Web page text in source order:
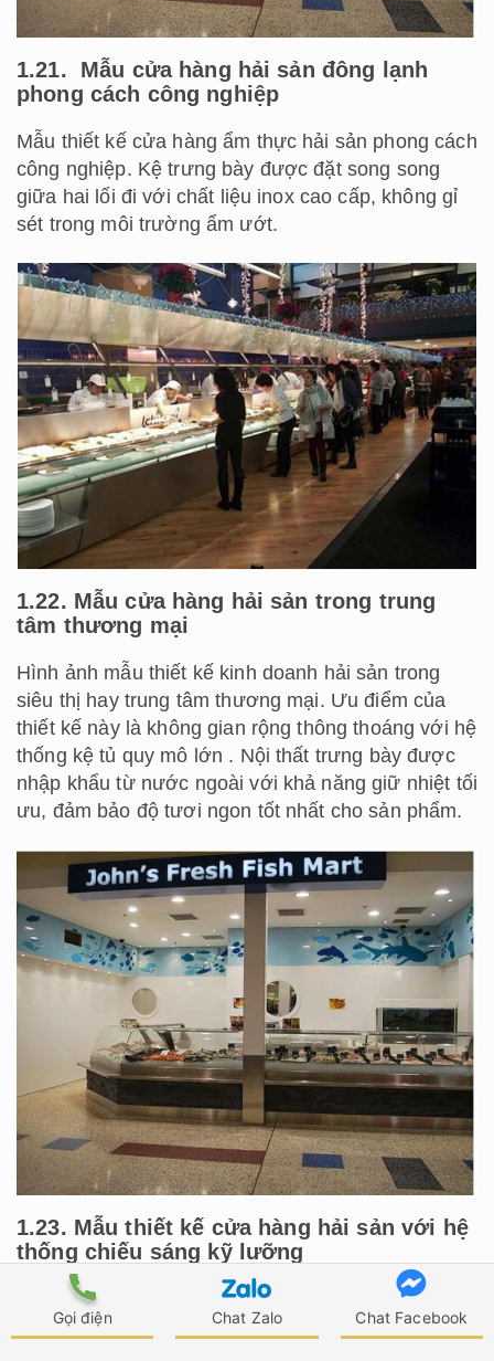
Gọi điện Chat Zalo Chat Facebook
1.21. Mẫu cửa hàng hải sản đông lạnh
phong cách công nghiệp
Mẫu thiết kế cửa hàng ẩm thực hải sản phong cách
công nghiệp. Kệ trưng bày được đặt song song
giữa hai lối đi với chất liệu inox cao cấp, không gỉ
sét trong môi trường ẩm ướt.
1.22. Mẫu cửa hàng hải sản trong trung
tâm thương mại
Hình ảnh mẫu thiết kế kinh doanh hải sản trong
siêu thị hay trung tâm thương mại. Ưu điểm của
thiết kế này là không gian rộng thông thoáng với hệ
thống kệ tủ quy mô lớn . Nội thất trưng bày được
nhập khẩu từ nước ngoài với khả năng giữ nhiệt tối
ưu, đảm bảo độ tươi ngon tốt nhất cho sản phẩm.
1.23. Mẫu thiết kế cửa hàng hải sản với hệ
thống chiếu sáng kỹ lưỡng
Hệ thống đèn chiếu được đầu tư kỹ lưỡng trong
mẫu thiết kế này giúp ánh sáng có thể lan tỏa đến